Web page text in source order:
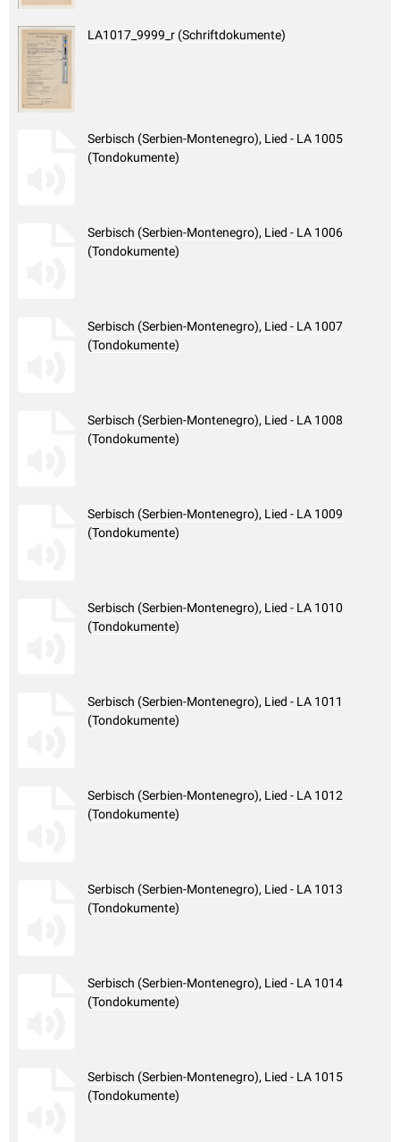
LA1017_9999_r (Schriftdokumente)
Serbisch (Serbien-Montenegro), Lied - LA 1005
(Tondokumente)
Serbisch (Serbien-Montenegro), Lied - LA 1006
(Tondokumente)
Serbisch (Serbien-Montenegro), Lied - LA 1007
(Tondokumente)
Serbisch (Serbien-Montenegro), Lied - LA 1008
(Tondokumente)
Serbisch (Serbien-Montenegro), Lied - LA 1009
(Tondokumente)
Serbisch (Serbien-Montenegro), Lied - LA 1010
(Tondokumente)
Serbisch (Serbien-Montenegro), Lied - LA 1011
(Tondokumente)
Serbisch (Serbien-Montenegro), Lied - LA 1012
(Tondokumente)
Serbisch (Serbien-Montenegro), Lied - LA 1013
(Tondokumente)
Serbisch (Serbien-Montenegro), Lied - LA 1014
(Tondokumente)
Serbisch (Serbien-Montenegro), Lied - LA 1015
(Tondokumente)